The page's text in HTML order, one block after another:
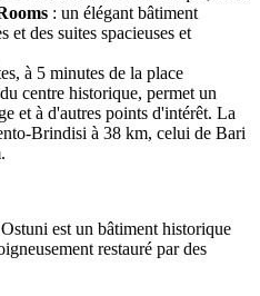
: un élégant bâtiment
et des suites spacieuses et
à 5 minutes de la place
centre historique, permet un
et à d'autres points d'intérêt. La
Brindisi à 38 km, celui de Bari
est un bâtiment historique
restauré par des